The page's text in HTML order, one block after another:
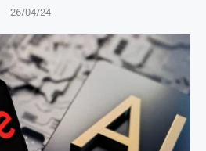
26/04/24